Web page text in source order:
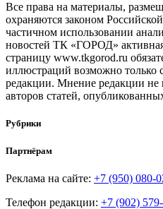
Все права на материалы,
охраняются законом
частичном использовании
новостей ТК «ГОРОД»
страницу www.tkgorod.ru
иллюстраций возможно только
редакции. Мнение редакции не
авторов статей,
Рубрики
Партнёрам
Реклама на сайте: +7 (950) 080-
Телефон редакции: +7 (902)